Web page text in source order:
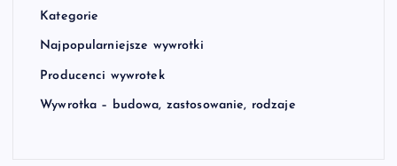
Kategorie
Najpopularniejsze wywrotki
Producenci wywrotek
Wywrotka – budowa, zastosowanie, rodzaje